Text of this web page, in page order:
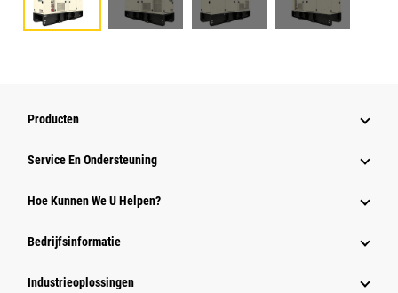
Producten
Service En Ondersteuning
Hoe Kunnen We U Helpen?
Bedrijfsinformatie
Industrieoplossingen